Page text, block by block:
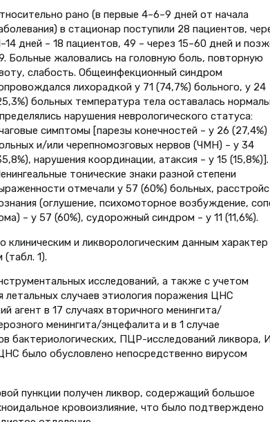
рано (в первые 4–6–9 дней от начала
в стационар поступили 28 пациентов,
дней – 18 пациентов, 49 – через 15–60 дней и
Больные жаловались на головную боль, повторную
слабость. Общеинфекционный синдром
лихорадкой у 71 (74,7%) больного, у 24
больных температура тела оставалась
нарушения неврологического статуса:
симптомы [парезы конечностей – у 26 (27,4%)
и/или черепномозговых нервов (ЧМН) – у 34
нарушения координации, атаксия – у 15 (15,8%)].
тонические знаки разной степени
отмечали у 57 (60%) больных,
(оглушение, психомоторное возбуждение,
– у 57 (60%), судорожный синдром – у 11 (11,6%).
клиническим и ликворологическим данным характер
1).
исследований, а также с учетом
летальных случаев этиология поражения ЦНС
агент в 17 случаях вторичного менингита/
менингита/энцефалита и в 1 случае
бактериологических, ПЦР-исследований ликвора,
было обусловлено непосредственно вирусом
пункции получен ликвор, содержащий большое
кровоизлияние, что было подтверждено